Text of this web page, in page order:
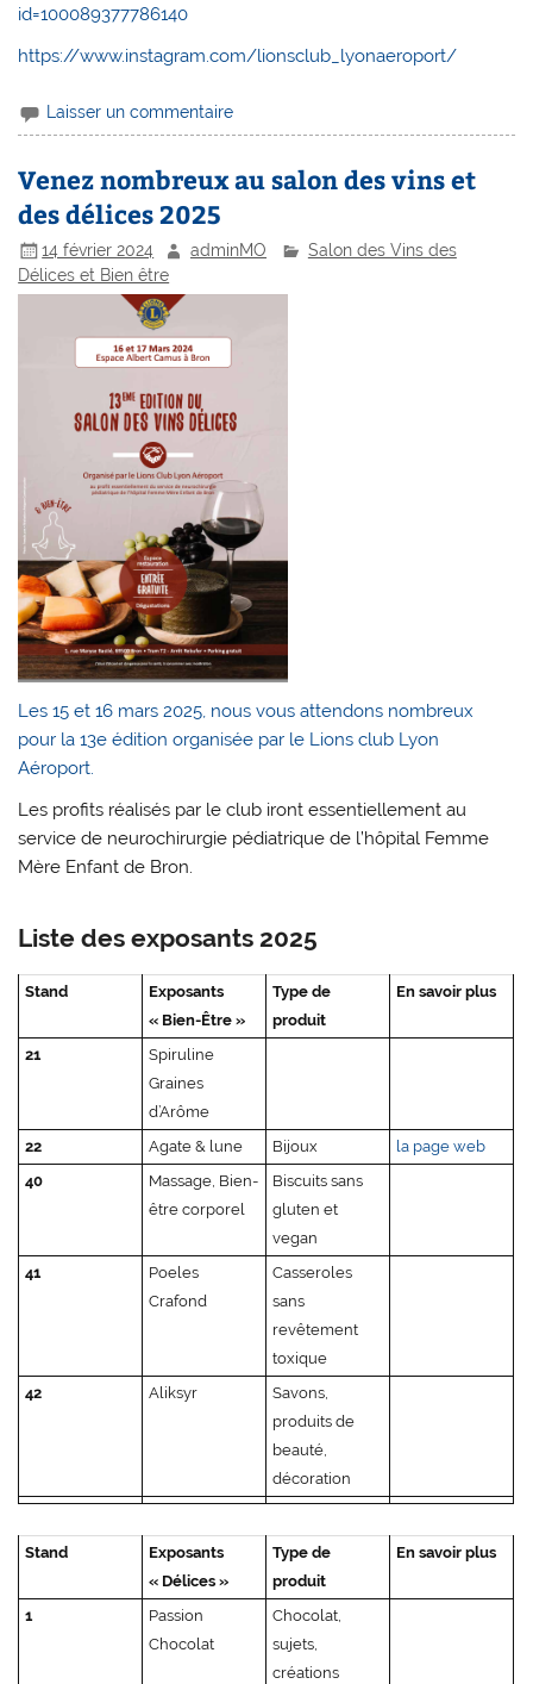
id=100089377786140
https://www.instagram.com/lionsclub_lyonaeroport/
Laisser un commentaire
Venez nombreux au salon des vins et
des délices 2025
14 février 2024 adminMO
Salon des Vins des
Délices et Bien être
Les 15 et 16 mars 2025, nous vous attendons nombreux
pour la 13e édition organisée par le Lions club Lyon
Aéroport.
Les profits réalisés par le club iront essentiellement au
service de neurochirurgie pédiatrique de l’hôpital Femme
Mère Enfant de Bron.
Liste des exposants 2025
Stand
Exposants
« Bien-Être »
Type de
produit
En savoir plus
21
Spiruline
Graines
d’Arôme
22
Agate & lune Bijoux
la page web
40
Massage, Bien-
être corporel
Biscuits sans
gluten et
vegan
41
Poeles
Crafond
Casseroles
sans
revêtement
toxique
42
Aliksyr
Savons,
produits de
beauté,
décoration
Stand
Exposants
« Délices »
Type de
produit
En savoir plus
1
Passion
Chocolat
Chocolat,
sujets,
créations